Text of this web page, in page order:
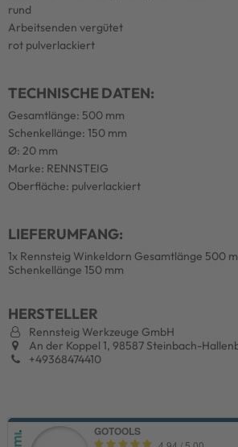
rund
Arbeitsenden vergütet
rot pulverlackiert
TECHNISCHE DATEN:
Gesamtlänge: 500 mm
Schenkellänge: 150 mm
Ø: 20 mm
Marke: RENNSTEIG
Oberfläche: pulverlackiert
LIEFERUMFANG:
1x Rennsteig Winkeldorn Gesamtlänge 500
Schenkellänge 150 mm
HERSTELLER
Rennsteig Werkzeuge GmbH
An der Koppel 1, 98587 Steinbach-
+49368474410